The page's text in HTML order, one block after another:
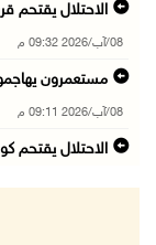
الاحتلال يقتحم
08/آب/2026 09:32 م
مستعمرون
08/آب/2026 09:11 م
الاحتلال يقتحم
إصابات